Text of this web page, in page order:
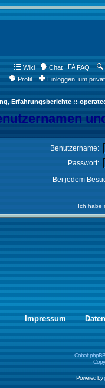
Wiki Chat FAQ
Profil
Einloggen, um
Erfahrungsberichte ::
Benutzername:
Passwort:
Bei jedem
Ich habe
Impressum
Cobalt
Powered by